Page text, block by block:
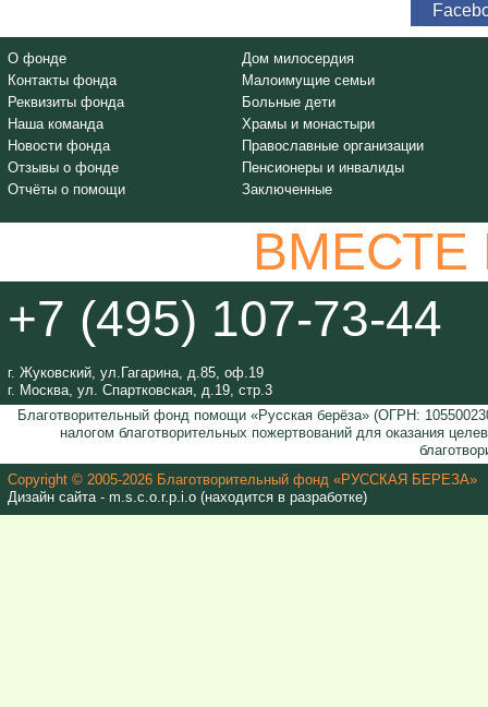
О фонде
Контакты фонда
Реквизиты фонда
Наша команда
Новости фонда
Отзывы о фонде
Отчёты о помощи
Дом милосердия
Малоимущие семьи
Больные дети
Храмы и монастыри
Православные организации
Пенсионеры и инвалиды
Заключенные
+7 (495) 107-73-44
г. Жуковский, ул.Гагарина, д.85, оф.19
г. Москва, ул. Спартковская, д.19, стр.3
Благотворительный фонд помощи «Русская берёза» (ОГРН:
налогом благотворительных пожертвований для оказания
Copyright © 2005-2026 Благотворительный фонд «РУССКАЯ БЕРЕЗА»
Дизайн сайта - m.s.c.o.r.p.i.o (находится в разработке)